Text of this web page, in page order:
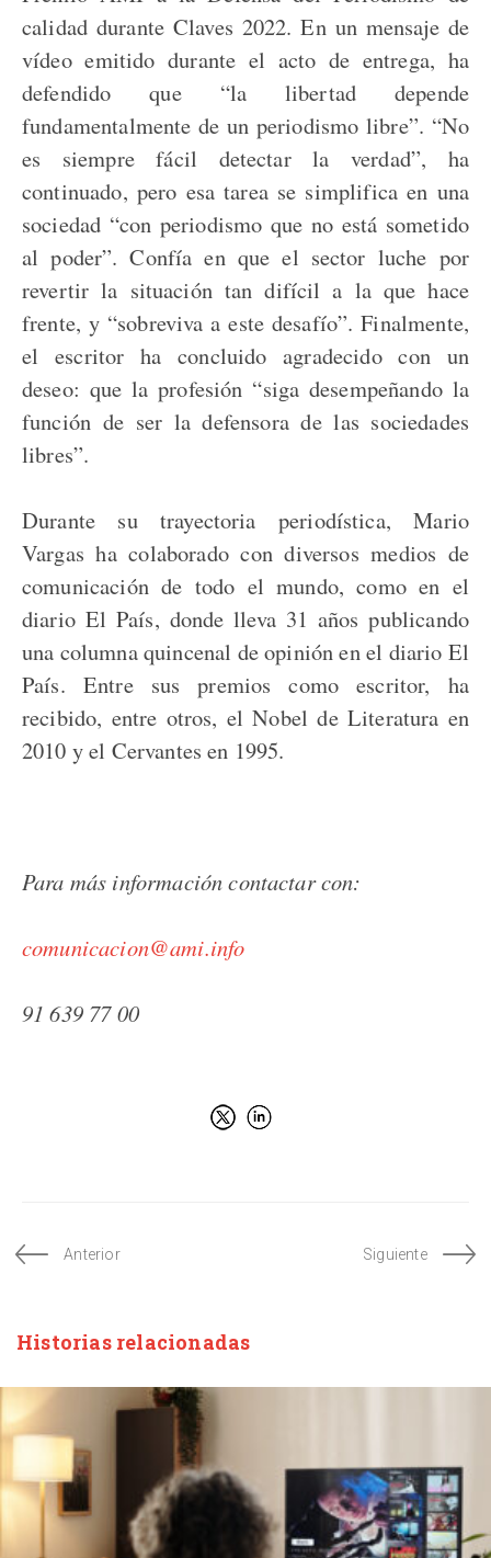
calidad durante Claves 2022. En un mensaje de
vídeo emitido durante el acto de entrega, ha
defendido que “la libertad depende
fundamentalmente de un periodismo libre”. “No
es siempre fácil detectar la verdad”, ha
continuado, pero esa tarea se simplifica en una
sociedad “con periodismo que no está sometido
al poder”. Confía en que el sector luche por
revertir la situación tan difícil a la que hace
frente, y “sobreviva a este desafío”. Finalmente,
el escritor ha concluido agradecido con un
deseo: que la profesión “siga desempeñando la
función de ser la defensora de las sociedades
libres”.
Durante su trayectoria periodística, Mario
Vargas ha colaborado con diversos medios de
comunicación de todo el mundo, como en el
diario El País, donde lleva 31 años publicando
una columna quincenal de opinión en el diario El
País. Entre sus premios como escritor, ha
recibido, entre otros, el Nobel de Literatura en
2010 y el Cervantes en 1995.
Para más información contactar con:
comunicacion@ami.info
91 639 77 00
Anterior Siguiente
Historias relacionadas